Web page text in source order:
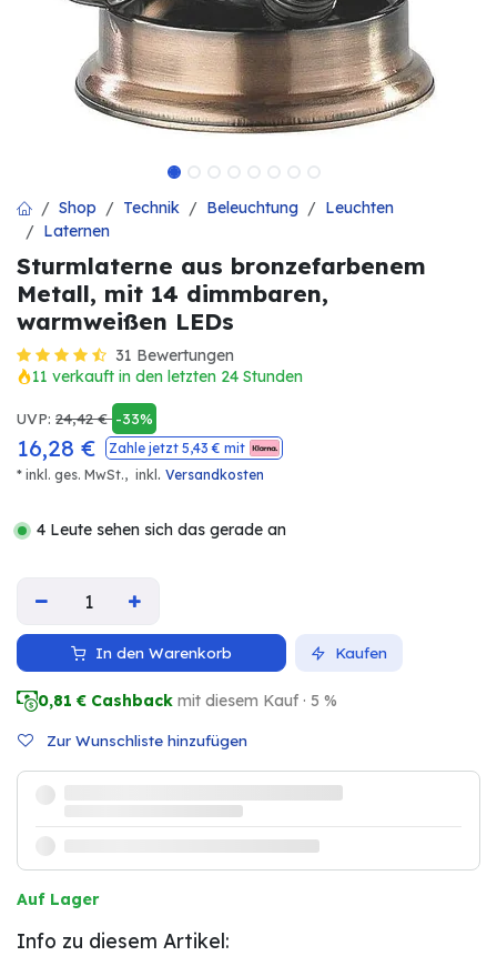
Shop Technik Beleuchtung
Leuchten
Laternen
Sturmlaterne aus bronzefarbenem
Metall, mit 14 dimmbaren,
warmweißen LEDs
31 Bewertungen
11 verkauft in den letzten 24 Stunden
UVP: 24,42€ -33%
16,28 € Zahle jetzt 5,43 € mit
* inkl. ges. MwSt., inkl . Versandkosten
4 Leute sehen sich das gerade an
In den Warenkorb Kaufen
0,81 € Cashback mit diesem Kauf · 5 %
Zur Wunschliste hinzufügen
Auf Lager
Info zu diesem Artikel: